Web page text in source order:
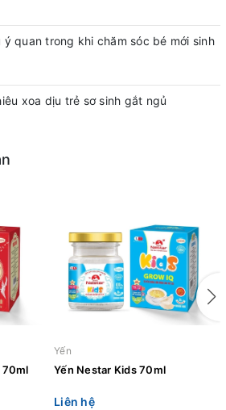
ý quan trong khi chăm sóc bé mới sinh
xoa dịu trẻ sơ sinh gắt ngủ
70ml
Yến
Yến Nestar Kids 70ml
Liên hệ